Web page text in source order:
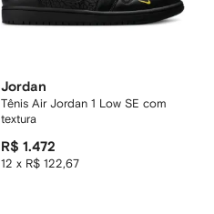
Jordan
Tênis Air Jordan 1 Low SE com
textura
R$ 1.472
12 x R$ 122,67